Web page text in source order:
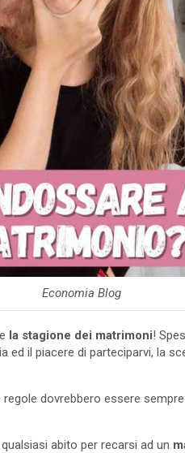
Economia Blog
la stagione dei matrimoni!
ed il piacere di parteciparvi, la
dovrebbero essere
abito per recarsi ad un